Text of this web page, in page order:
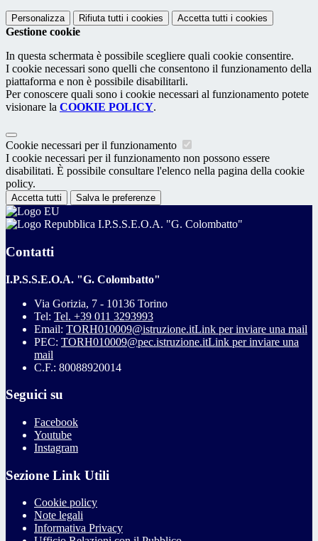
Personalizza Rifiuta tutti i cookies Accetta tutti i cookies
Gestione cookie
In questa schermata è possibile scegliere quali cookie consentire.
I cookie necessari sono quelli che consentono il funzionamento della
piattaforma e non è possibile disabilitarli.
Per conoscere quali sono i cookie necessari al funzionamento potete
visionare la COOKIE POLICY.
Cookie necessari per il funzionamento
I cookie necessari per il funzionamento non possono essere
disabilitati. È possibile consultare l'elenco nella pagina della cookie
policy.
Accetta tutti Salva le preferenze
I.P.S.S.E.O.A. "G. Colombatto"
Contatti
I.P.S.S.E.O.A. "G. Colombatto"
Via Gorizia, 7 - 10136 Torino
Tel: Tel. +39 011 3293993
Email: TORH010009@istruzione.itLink per inviare una mail
PEC: TORH010009@pec.istruzione.itLink per inviare una
mail
C.F.: 80088920014
Seguici su
Facebook
Youtube
Instagram
Sezione Link Utili
Cookie policy
Note legali
Informativa Privacy